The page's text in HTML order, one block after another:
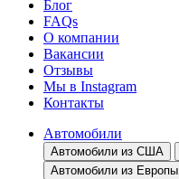
Блог
FAQs
О компании
Вакансии
Отзывы
Мы в Instagram
Контакты
Автомобили
Автомобили из США
Автомобили из Европы